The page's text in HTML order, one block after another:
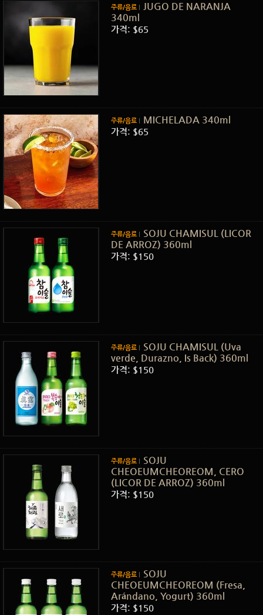
주류/음료
JUGO DE NARANJA
340ml
가격: $65
주류/음료 MICHELADA 340ml
가격: $65
주류/음료
SOJU CHAMISUL (LICOR
DE ARROZ) 360ml
가격: $150
주류/음료
SOJU CHAMISUL (Uva
verde, Durazno, Is Back) 360ml
가격: $150
주류/음료
SOJU
CHEOEUMCHEOREOM, CERO
(LICOR DE ARROZ) 360ml
가격: $150
주류/음료
SOJU
CHEOEUMCHEOREOM (Fresa,
Arándano, Yogurt) 360ml
가격: $150